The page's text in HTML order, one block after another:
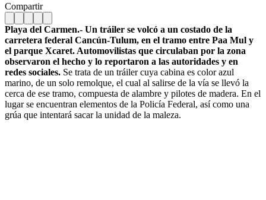
Compartir
Playa del Carmen.- Un tráiler se volcó a un costado de la
carretera federal Cancún-Tulum, en el tramo entre Paa Mul y
el parque Xcaret. Automovilistas que circulaban por la zona
observaron el hecho y lo reportaron a las autoridades y en
redes sociales. Se trata de un tráiler cuya cabina es color azul
marino, de un solo remolque, el cual al salirse de la vía se llevó la
cerca de ese tramo, compuesta de alambre y pilotes de madera. En el
lugar se encuentran elementos de la Policía Federal, así como una
grúa que intentará sacar la unidad de la maleza.